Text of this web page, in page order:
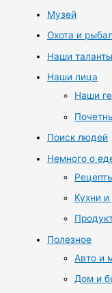
Музей
Охота и
Наши таланты
Наши лица
Наши
Поиск людей
Немного о
Кухни
Полезное
Авто и
Дом и